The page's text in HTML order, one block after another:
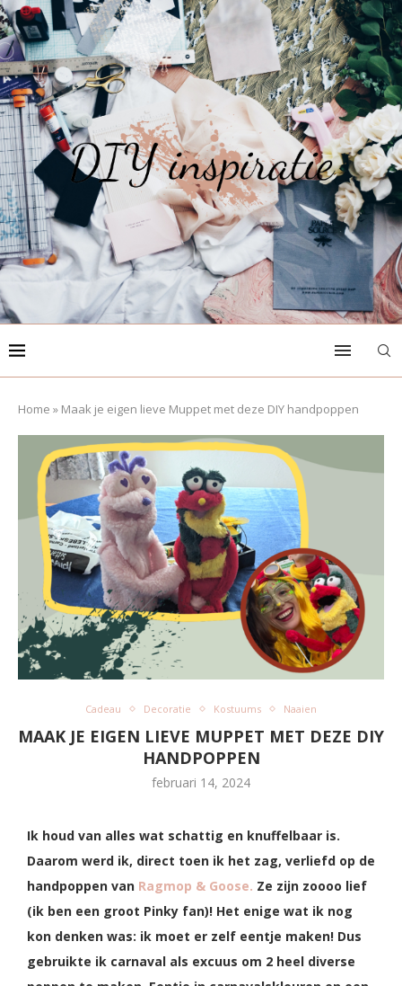
Home » Maak je eigen lieve Muppet met deze DIY handpoppen
Cadeau Decoratie Kostuums Naaien
MAAK JE EIGEN LIEVE MUPPET MET DEZE DIY
HANDPOPPEN
februari 14, 2024
Ik houd van alles wat schattig en knuffelbaar is.
Daarom werd ik, direct toen ik het zag, verliefd op de
handpoppen van Ragmop & Goose. Ze zijn zoooo lief
(ik ben een groot Pinky fan)! Het enige wat ik nog
kon denken was: ik moet er zelf eentje maken! Dus
gebruikte ik carnaval als excuus om 2 heel diverse